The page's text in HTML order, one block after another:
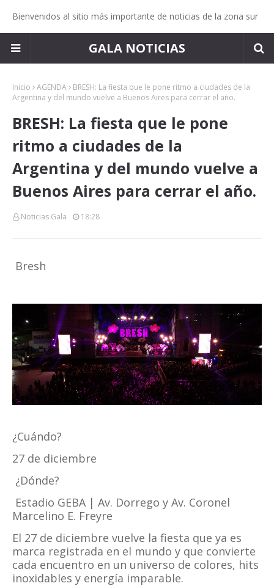
Bienvenidos al sitio más importante de noticias de la zona sur
GALA NOTICIAS
Inicio AGENDA
BRESH: La fiesta que le pone ritmo a ciudades de la
Argentina y del mundo vuelve a Buenos Aires para cerrar el año.
BRESH: La fiesta que le pone
ritmo a ciudades de la
Argentina y del mundo vuelve a
Buenos Aires para cerrar el año.
Noticias Gala 18:28
Bresh
¿Cuándo?
27 de diciembre
¿Dónde?
Estadio GEBA | Av. Dorrego y Av. Coronel
Marcelino E. Freyre
El 27 de diciembre vuelve la fiesta que ya es
marca registrada en el mundo y que convierte
cada encuentro en un universo de colores, hits
inoxidables y energía imparable.